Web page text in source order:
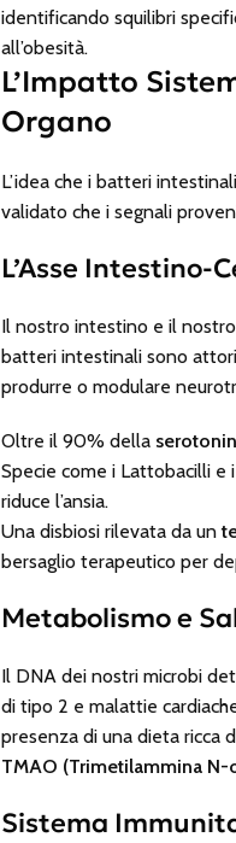
identificando squilibri
all’obesità.
L’Impatto
Organo
L’idea che i batteri
validato che i segnali
L’Asse Intestino-
Il nostro intestino e il
batteri intestinali sono
produrre o modulare
Oltre il 90% della
Specie come i Lattobacilli
riduce l’ansia.
Una disbiosi rilevata da un
bersaglio terapeutico per
Metabolismo e
Il DNA dei nostri microbi
di tipo 2 e malattie
presenza di una dieta ricca
TMAO (Trimetilammina N-
Sistema